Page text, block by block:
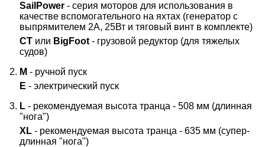
SailPower - серия моторов для использования в
качестве вспомогательного на яхтах (генератор с
выпрямителем 2А, 25Вт и тяговый винт в комплекте)
CT или BigFoot - грузовой редуктор (для тяжелых
судов)
M - ручной пуск
E - электрический пуск
L - рекомендуемая высота транца - 508 мм (длинная
"нога")
XL - рекомендуемая высота транца - 635 мм (супер-
длинная "нога")